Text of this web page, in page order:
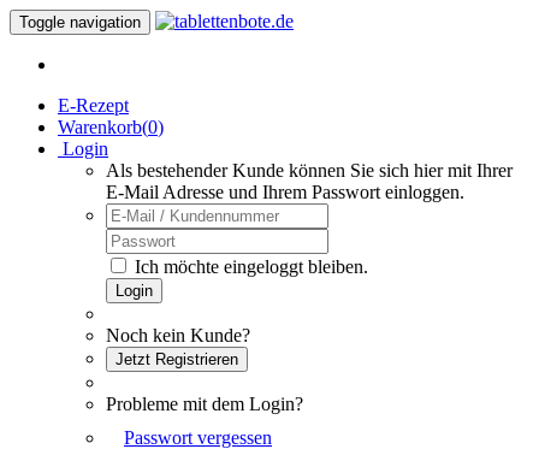
Toggle navigation
E-Rezept
Warenkorb(0)
Login
Als bestehender Kunde können Sie sich hier mit Ihrer
E-Mail Adresse und Ihrem Passwort einloggen.
Ich möchte eingeloggt bleiben.
Login
Noch kein Kunde?
Jetzt Registrieren
Probleme mit dem Login?
Passwort vergessen